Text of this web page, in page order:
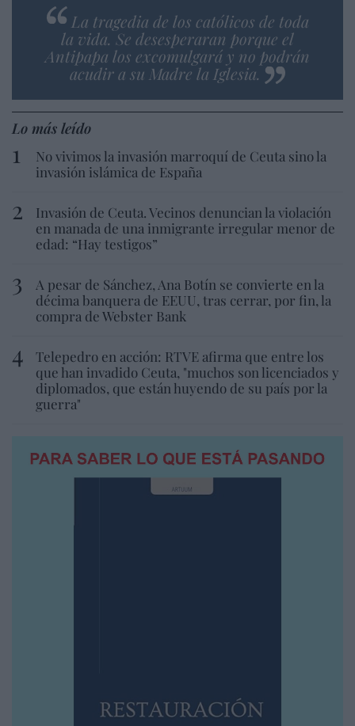
La tragedia de los católicos de toda
la vida. Se desesperaran porque el
Antipapa los excomulgará y no podrán
acudir a su Madre la Iglesia.
Lo más leído
No vivimos la invasión marroquí de Ceuta sino la
invasión islámica de España
Invasión de Ceuta. Vecinos denuncian la violación
en manada de una inmigrante irregular menor de
edad: “Hay testigos”
A pesar de Sánchez, Ana Botín se convierte en la
décima banquera de EEUU, tras cerrar, por fin, la
compra de Webster Bank
Telepedro en acción: RTVE afirma que entre los
que han invadido Ceuta, "muchos son licenciados y
diplomados, que están huyendo de su país por la
guerra"